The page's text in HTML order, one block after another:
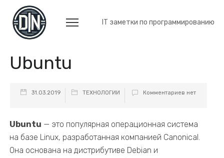
IT заметки по программированию
Ubuntu
31.03.2019 ТЕХНОЛОГИИ Комментариев нет
Ubuntu — это популярная операционная система
на базе Linux, разработанная компанией Canonical.
Она основана на дистрибутиве Debian и